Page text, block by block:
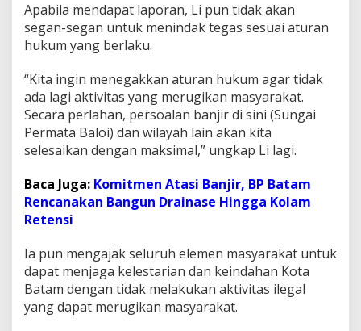
A
k
i
t
a
s
P
e
m
a
n
D
A
S
Apabila mendapat laporan, Li pun tidak akan
segan-segan untuk menindak tegas sesuai aturan
hukum yang berlaku.
“Kita ingin menegakkan aturan hukum agar tidak
ada lagi aktivitas yang merugikan masyarakat.
Secara perlahan, persoalan banjir di sini (Sungai
Permata Baloi) dan wilayah lain akan kita
selesaikan dengan maksimal,” ungkap Li lagi.
Baca Juga: Komitmen Atasi Banjir, BP Batam
Rencanakan Bangun Drainase Hingga Kolam
Retensi
Ia pun mengajak seluruh elemen masyarakat untuk
dapat menjaga kelestarian dan keindahan Kota
Batam dengan tidak melakukan aktivitas ilegal
yang dapat merugikan masyarakat.